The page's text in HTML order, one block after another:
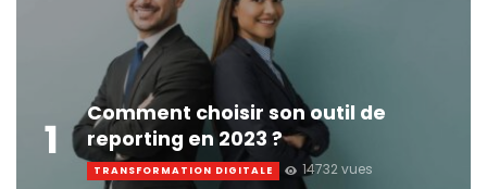
1
Comment choisir son outil de
reporting en 2023 ?
TRANSFORMATION DIGITALE 14732 vues